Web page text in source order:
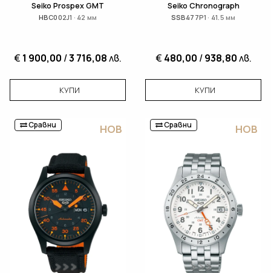
Seiko Prospex GMT
HBC002J1 · 42 мм
€ 1 900,00 /3 716,08лв.
КУПИ
Seiko Chronograph
SSB477P1 · 41.5 мм
€ 480,00 /938,80лв.
КУПИ
Сравни НОВ Сравни НОВ